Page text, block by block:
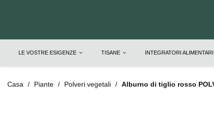
LE VOSTRE ESIGENZE TISANE INTEGRATORI ALIMENTARI
Casa Piante Polveri vegetali Alburno di tiglio rosso